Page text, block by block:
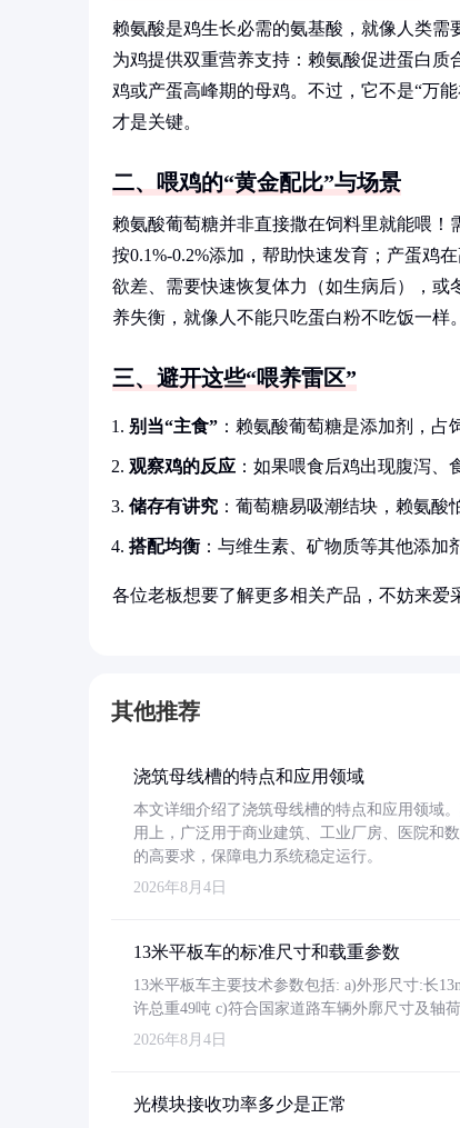
赖氨酸是鸡生长必需的氨基酸，就像人类
为鸡提供双重营养支持：赖氨酸促进蛋白
鸡或产蛋高峰期的母鸡。不过，它不是“万
才是关键。
二、喂鸡的“黄金配比”与场景
赖氨酸葡萄糖并非直接撒在饲料里就能喂
按0.1%-0.2%添加，帮助快速发育；产蛋鸡
欲差、需要快速恢复体力（如生病后），
养失衡，就像人不能只吃蛋白粉不吃饭一样。
三、避开这些“喂养雷区”
别当“主食” ：赖氨酸葡萄糖是添加剂，占
观察鸡的反应 ：如果喂食后鸡出现腹泻、
储存有讲究 ：葡萄糖易吸潮结块，赖氨酸
搭配均衡 ：与维生素、矿物质等其他添加
各位老板想要了解更多相关产品，不妨来爱
其他推荐
浇筑母线槽的特点和应用领域
本文详细介绍了浇筑母线槽的特点和应用领域
用上，广泛用于商业建筑、工业厂房、医院和
的高要求，保障电力系统稳定运行。
2026年8月4日
13米平板车的标准尺寸和载重参数
13米平板车主要技术参数包括: a)外形尺寸:长
许总重49吨 c)符合国家道路车辆外廓尺寸及轴
2026年8月4日
光模块接收功率多少是正常